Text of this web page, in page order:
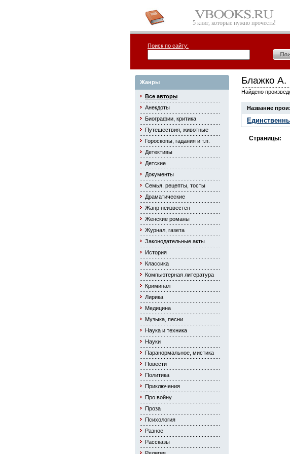
5 книг, которые нужно прочесть!
Поиск по сайту:
Жанры
Все авторы
Анекдоты
Биографии, критика
Путешествия, животные
Гороскопы, гадания и т.п.
Детективы
Детские
Документы
Семья, рецепты, тосты
Драматические
Жанр неизвестен
Женские романы
Журнал, газета
Законодательные акты
История
Классика
Компьютерная литература
Криминал
Лирика
Медицина
Музыка, песни
Наука и техника
Науки
Паранормальное, мистика
Повести
Политика
Приключения
Про войну
Проза
Психология
Разное
Рассказы
Блажко А.
Найдено
Название
Страницы: